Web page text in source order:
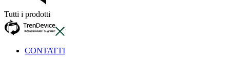
Tutti i prodotti
CONTATTI